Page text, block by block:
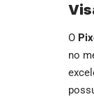
O
no